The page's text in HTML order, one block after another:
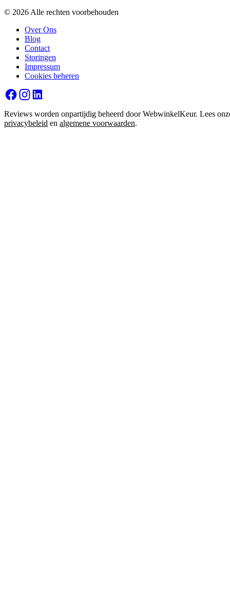
© 2026 Alle rechten voorbehouden
Over Ons
Blog
Contact
Storingen
Impressum
Cookies beheren
Reviews worden onpartijdig beheerd door WebwinkelKeur. Lees
privacybeleid en algemene voorwaarden.